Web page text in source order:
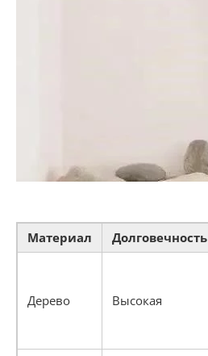
Материал Долговечность
Дерево Высокая